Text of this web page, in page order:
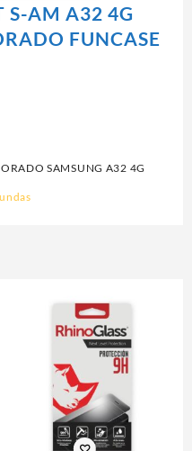
S-AM A32 4G
FUNCASE
SAMSUNG A32 4G